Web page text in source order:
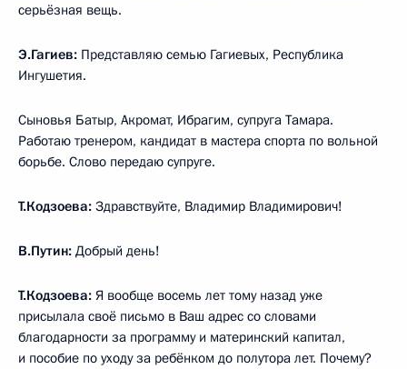
серьёзная вещь.
Э.Гагиев: Представляю семью Гагиевых, Республика
Ингушетия.
Сыновья Батыр, Акромат, Ибрагим, супруга Тамара.
Работаю тренером, кандидат в мастера спорта по вольной
борьбе. Слово передаю супруге.
Т.Кодзоева: Здравствуйте, Владимир Владимирович!
В.Путин: Добрый день!
Т.Кодзоева: Я вообще восемь лет тому назад уже
присылала своё письмо в Ваш адрес со словами
благодарности за программу и материнский капитал,
и пособие по уходу за ребёнком до полутора лет. Почему?